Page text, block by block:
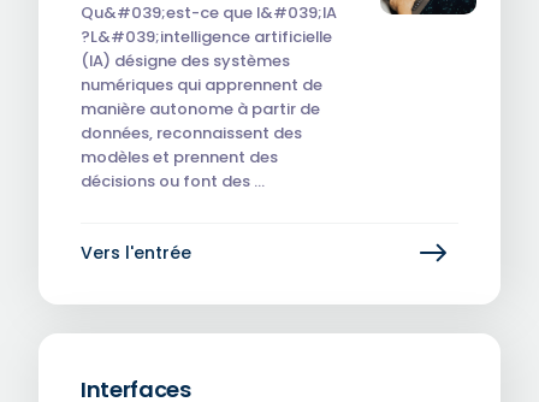
Qu&#039;est-ce que l&#039;IA
?L&#039;intelligence artificielle
(IA) désigne des systèmes
numériques qui apprennent de
manière autonome à partir de
données, reconnaissent des
modèles et prennent des
décisions ou font des …
Vers l'entrée
Interfaces